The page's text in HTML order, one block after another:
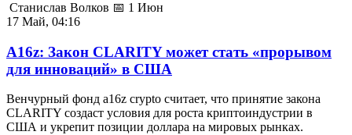
Станислав Волков 📅 1 Июн
17 Май, 04:16
A16z: Закон CLARITY может стать «прорывом
для инноваций» в США
Венчурный фонд a16z crypto считает, что принятие закона
CLARITY создаст условия для роста криптоиндустрии в
США и укрепит позиции доллара на мировых рынках.